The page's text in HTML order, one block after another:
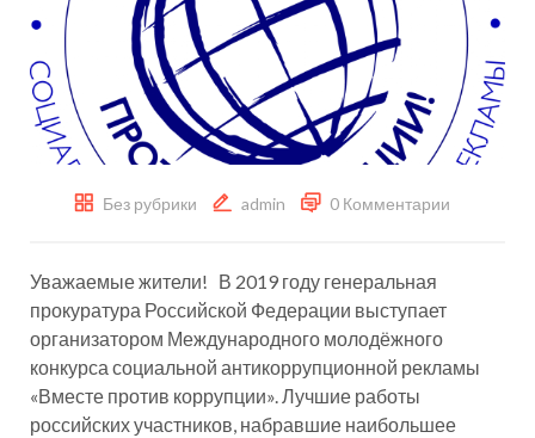
Без рубрики admin 0 Комментарии
Уважаемые жители! В 2019 году генеральная
прокуратура Российской Федерации выступает
организатором Международного молодёжного
конкурса социальной антикоррупционной рекламы
«Вместе против коррупции». Лучшие работы
российских участников, набравшие наибольшее